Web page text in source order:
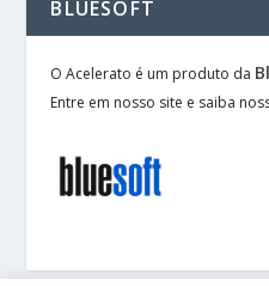
BLUESOFT
O Acelerato é um produto da
Entre em nosso site e saiba